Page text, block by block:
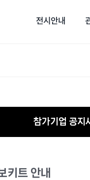
전시안내
참가기업 공지
트 안내